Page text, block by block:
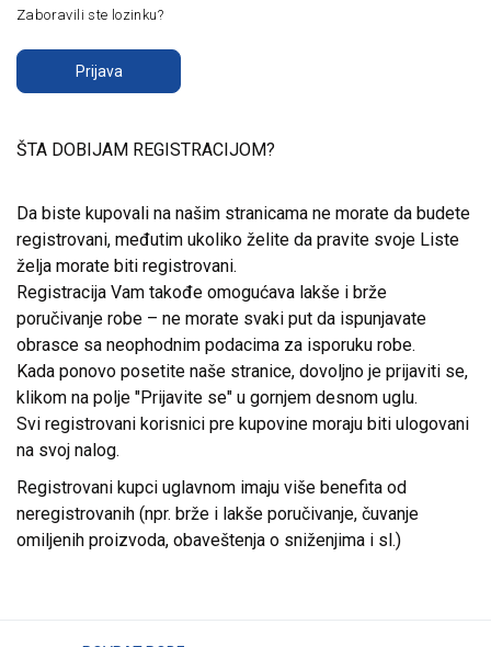
Zaboravili ste lozinku?
Prijava
ŠTA DOBIJAM REGISTRACIJOM?
Da biste kupovali na našim stranicama ne morate da budete
registrovani, međutim ukoliko želite da pravite svoje Liste
želja morate biti registrovani.
Registracija Vam takođe omogućava lakše i brže
poručivanje robe – ne morate svaki put da ispunjavate
obrasce sa neophodnim podacima za isporuku robe.
Kada ponovo posetite naše stranice, dovoljno je prijaviti se,
klikom na polje "Prijavite se" u gornjem desnom uglu.
Svi registrovani korisnici pre kupovine moraju biti ulogovani
na svoj nalog.
Registrovani kupci uglavnom imaju više benefita od
neregistrovanih (npr. brže i lakše poručivanje, čuvanje
omiljenih proizvoda, obaveštenja o sniženjima i sl.)